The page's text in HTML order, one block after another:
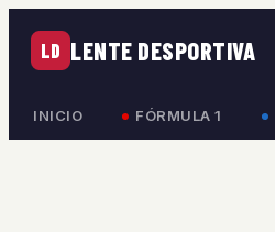
LD LENTE DESPORTIVA
INICIO FÓRMULA 1